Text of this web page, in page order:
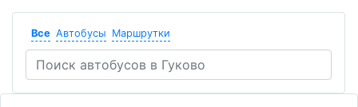
Все Автобусы Маршрутки